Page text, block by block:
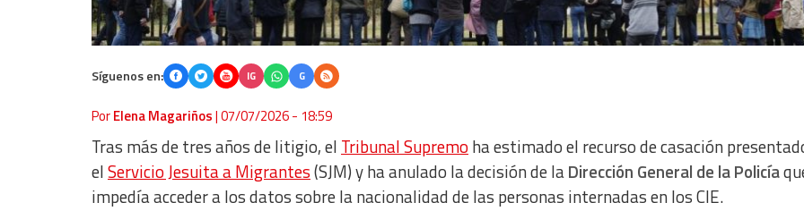
Síguenos en: IG G
PorElena Magariños|07/07/2026 - 18:59
Tras más de tres años de litigio, el Tribunal Supremoha estimado el recurso de casación
elServicio Jesuita a Migrantes(SJM) y ha anulado la decisión de laDirección General de la Policía
impedía acceder a los datos sobre la nacionalidad de las personas internadas en los CIE.